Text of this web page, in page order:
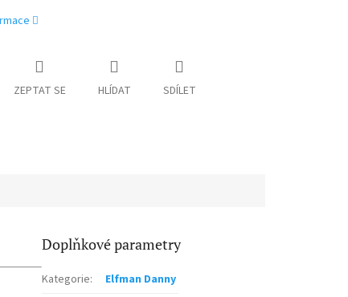
ZEPTAT SE HLÍDAT SDÍLET
Doplňkové parametry
Kategorie:
Elfman Danny